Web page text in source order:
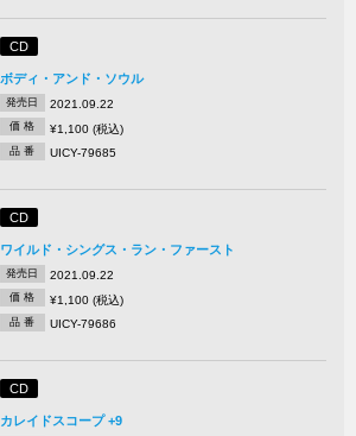
CD
ボディ・アンド・ソウル
発売日 2021.09.22
価 格 ¥1,100 (税込)
品 番 UICY-79685
CD
ワイルド・シングス・ラン・ファースト
発売日 2021.09.22
価 格 ¥1,100 (税込)
品 番 UICY-79686
CD
カレイドスコープ +9